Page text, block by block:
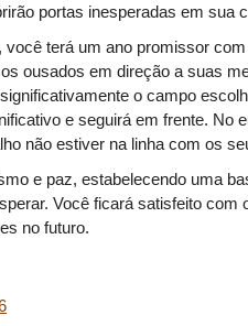
portas inesperadas em sua
terá um ano promissor
ousados em direção a suas
o campo
e seguirá em frente. No
não estiver na linha com os
e paz, estabelecendo uma
Você ficará satisfeito com
no futuro.